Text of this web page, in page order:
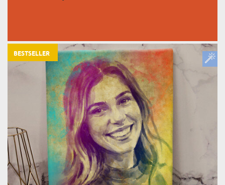
BESTSELLER